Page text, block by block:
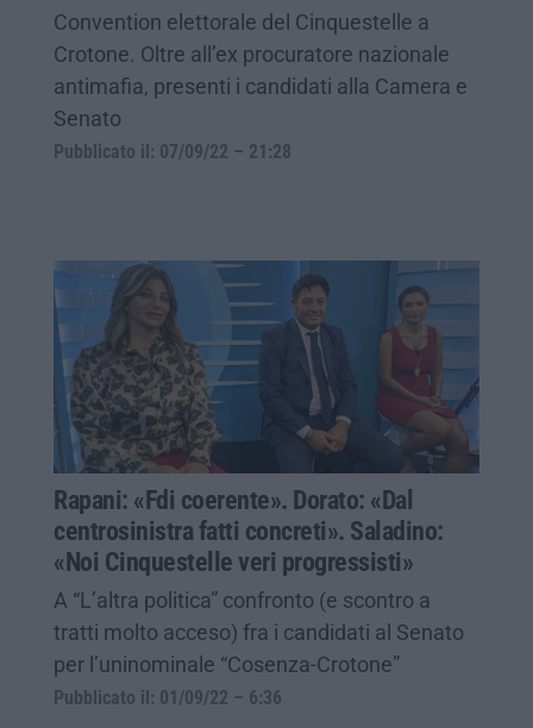
Convention elettorale del Cinquestelle a
Crotone. Oltre all’ex procuratore nazionale
antimafia, presenti i candidati alla Camera e
Senato
Pubblicato il: 07/09/22 – 21:28
Rapani: «Fdi coerente». Dorato: «Dal
centrosinistra fatti concreti». Saladino:
«Noi Cinquestelle veri progressisti»
A “L’altra politica” confronto (e scontro a
tratti molto acceso) fra i candidati al Senato
per l’uninominale “Cosenza-Crotone”
Pubblicato il: 01/09/22 – 6:36